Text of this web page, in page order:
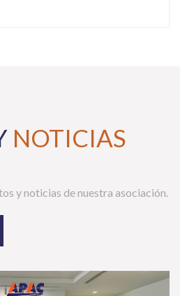
NOTICIAS
y noticias de nuestra asociación.